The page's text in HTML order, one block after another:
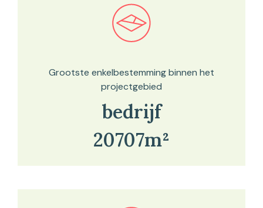
Bekijk in onze kaartviewer
Grootste enkelbestemming binnen het
projectgebied
bedrijf
20707m²